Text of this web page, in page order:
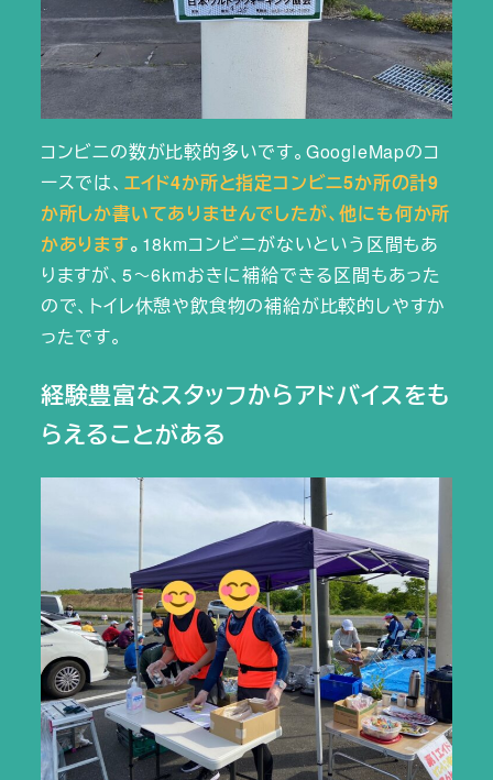
コンビニの数が比較的多いです。GoogleMapのコ
ースでは、 エイド4か所と指定コンビニ5か所の計9
か所しか書いてありませんでしたが、他にも何か所
かあります。 18kmコンビニがないという区間もあ
りますが、5～6kmおきに補給できる区間もあった
ので、トイレ休憩や飲食物の補給が比較的しやすか
ったです。
経験豊富なスタッフからアドバイスをも
らえることがある